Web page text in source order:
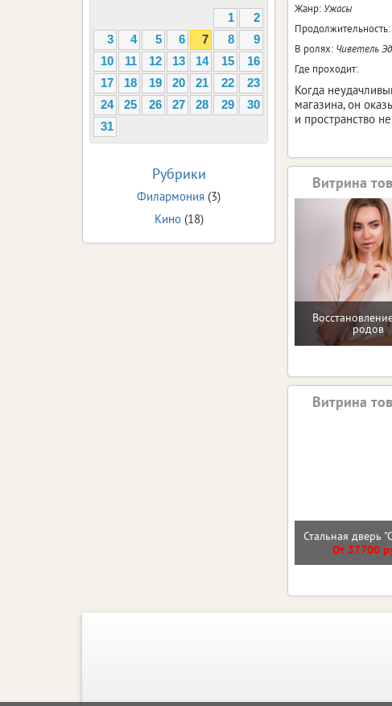
Жанр: Ужасы
Продолжительность:
В ролях: Чиветель
Где проходит:
Когда
магазина, он
и пространство
Витрина
родов
Витрина
Стальная дверь
От 37700
1
2
3
4 5 6 7 8
9
10
11 12 13 14 15
16
17
18 19 20 21 22
23
24
25 26 27 28 29
30
31
Рубрики
Филармония (3)
Кино(18)